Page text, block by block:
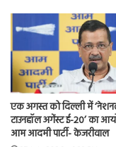
एक अगस्त को दिल्ली में
टाउनहॉल अगेंस्ट ई-20’ का
आम आदमी पार्टी- केजरीवाल